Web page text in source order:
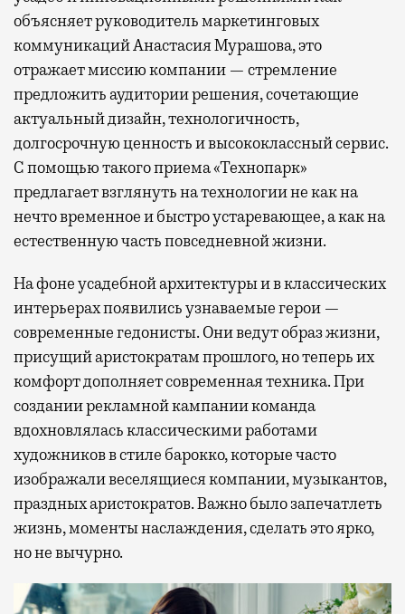
объясняет руководитель маркетинговых
коммуникаций Анастасия Мурашова, это
отражает миссию компании — стремление
предложить аудитории решения, сочетающие
актуальный дизайн, технологичность,
долгосрочную ценность и высококлассный сервис.
С помощью такого приема «Технопарк»
предлагает взглянуть на технологии не как на
нечто временное и быстро устаревающее, а как на
естественную часть повседневной жизни.
На фоне усадебной архитектуры и в классических
интерьерах появились узнаваемые герои —
современные гедонисты. Они ведут образ жизни,
присущий аристократам прошлого, но теперь их
комфорт дополняет современная техника. При
создании рекламной кампании команда
вдохновлялась классическими работами
художников в стиле барокко, которые часто
изображали веселящиеся компании, музыкантов,
праздных аристократов. Важно было запечатлеть
жизнь, моменты наслаждения, сделать это ярко,
но не вычурно.